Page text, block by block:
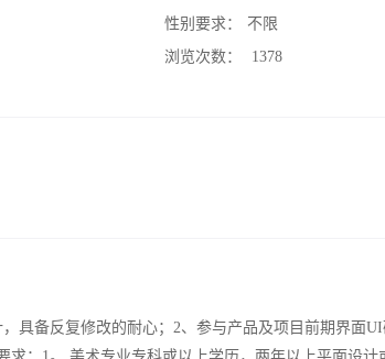
性别要求：
不限
浏览次数：
1378
具备反复修改的耐心；2、参与产品及项目前期界面